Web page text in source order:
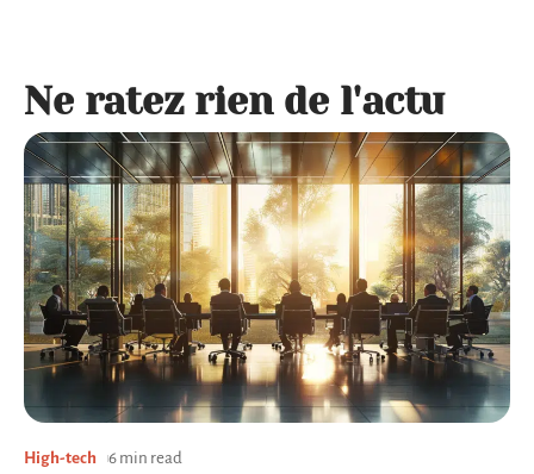
Ne ratez rien de l'actu
High-tech 6 min read